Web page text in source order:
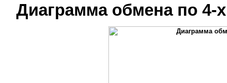
Диаграмма обмена по 4-